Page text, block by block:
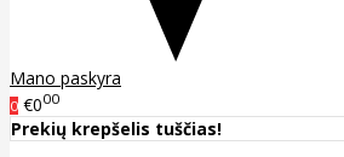
Mano paskyra
0 €000
Prekių krepšelis tuščias!